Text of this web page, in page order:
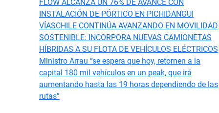
FLOW ALCANZA UN 76% DE AVANCE CON
INSTALACIÓN DE PÓRTICO EN PICHIDANGUI
VÍASCHILE CONTINÚA AVANZANDO EN MOVILIDAD
SOSTENIBLE: INCORPORA NUEVAS CAMIONETAS
HÍBRIDAS A SU FLOTA DE VEHÍCULOS ELÉCTRICOS
Ministro Arrau “se espera que hoy, retornen a la
capital 180 mil vehículos en un peak, que irá
aumentando hasta las 19 horas dependiendo de las
rutas”